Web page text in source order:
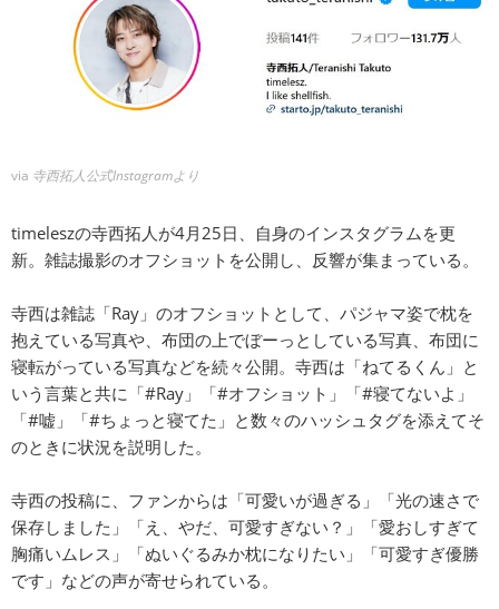
via 寺西拓人公式Instagramより
timeleszの寺西拓人が4月25日、自身のインスタグラムを更
新。雑誌撮影のオフショットを公開し、反響が集まっている。
寺西は雑誌「Ray」のオフショットとして、パジャマ姿で枕を
抱えている写真や、布団の上でぼーっとしている写真、布団に
寝転がっている写真などを続々公開。寺西は「ねてるくん」と
いう言葉と共に「#Ray」「#オフショット」「#寝てないよ」
「#嘘」「#ちょっと寝てた」と数々のハッシュタグを添えてそ
のときに状況を説明した。
寺西の投稿に、ファンからは「可愛いが過ぎる」「光の速さで
保存しました」「え、やだ、可愛すぎない？」「愛おしすぎて
胸痛いムレス」「ぬいぐるみか枕になりたい」「可愛すぎ優勝
です」などの声が寄せられている。